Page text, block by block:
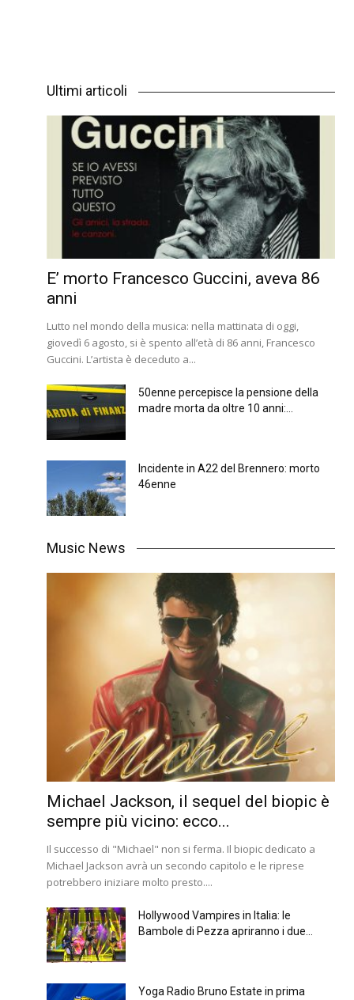
Ultimi articoli
E’ morto Francesco Guccini, aveva 86
anni
Lutto nel mondo della musica: nella mattinata di oggi,
giovedì 6 agosto, si è spento all’età di 86 anni, Francesco
Guccini. L’artista è deceduto a...
50enne percepisce la pensione della
madre morta da oltre 10 anni:...
Incidente in A22 del Brennero: morto
46enne
Music News
Michael Jackson, il sequel del biopic è
sempre più vicino: ecco...
Il successo di "Michael" non si ferma. Il biopic dedicato a
Michael Jackson avrà un secondo capitolo e le riprese
potrebbero iniziare molto presto....
Hollywood Vampires in Italia: le
Bambole di Pezza apriranno i due...
Yoga Radio Bruno Estate in prima